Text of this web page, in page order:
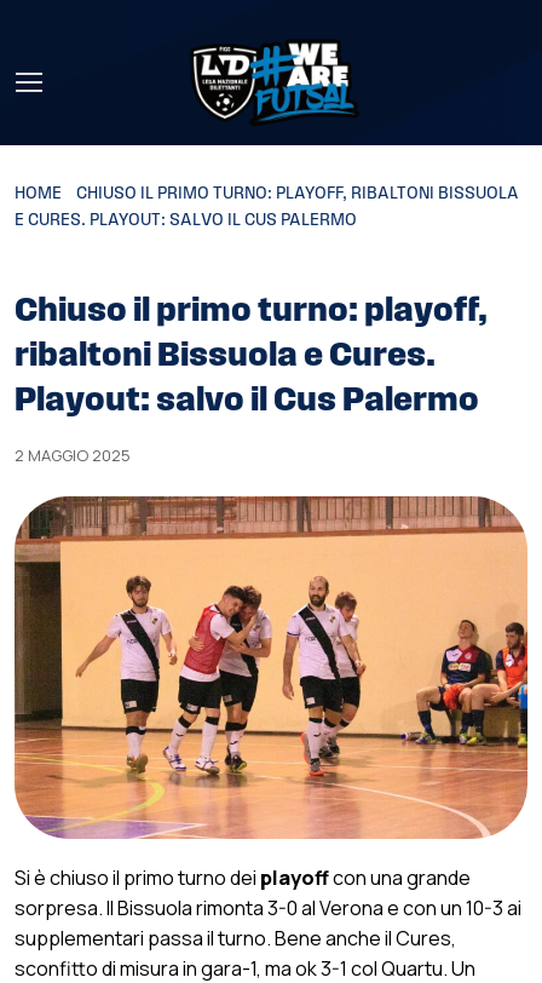
HOME
CHIUSO IL PRIMO TURNO: PLAYOFF, RIBALTONI BISSUOLA
E CURES. PLAYOUT: SALVO IL CUS PALERMO
Chiuso il primo turno: playoff,
ribaltoni Bissuola e Cures.
Playout: salvo il Cus Palermo
2 MAGGIO 2025
Si è chiuso il primo turno dei playoffcon una grande
sorpresa. Il Bissuola rimonta 3-0 al Verona e con un 10-3 ai
supplementari passa il turno. Bene anche il Cures,
sconfitto di misura in gara-1, ma ok 3-1 col Quartu. Un